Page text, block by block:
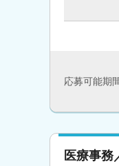
応募可能期
医療事務